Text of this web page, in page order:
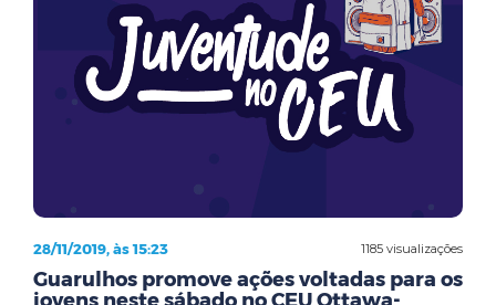
1185 visualizações
28/11/2019, às 15:23
Guarulhos promove ações voltadas para os